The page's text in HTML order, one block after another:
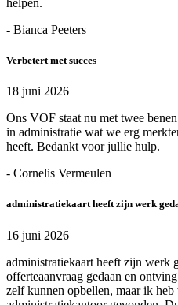
helpen.
- Bianca Peeters
Verbetert met succes
18 juni 2026
Ons VOF staat nu met twee
in administratie wat we erg
heeft. Bedankt voor jullie hulp.
- Cornelis Vermeulen
administratiekaart heeft zijn werk
16 juni 2026
administratiekaart heeft zijn werk
offerteaanvraag gedaan en
zelf kunnen opbellen, maar ik